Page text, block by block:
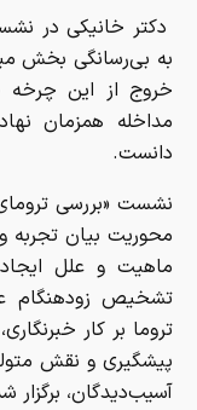
دکتر خانیکی در
به بی‌رسانگی بخش
خروج از این
مداخله همزمان
دانست.
نشست «بررسی ترومای
محوریت بیان تجربه
ماهیت و علل ایجاد
تشخیص زودهنگام
تروما بر کار
پیشگیری و نقش
آسیب‌دیدگان، برگزار